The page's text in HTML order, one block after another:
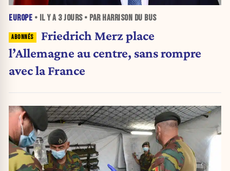
EUROPE • IL Y A 3 JOURS• PAR HARRISON DU BUS
Friedrich Merz place
l’Allemagne au centre, sans rompre
avec la France